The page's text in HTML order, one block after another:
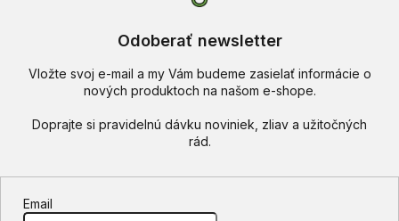
Odoberať newsletter
Vložte svoj e-mail a my Vám budeme zasielať informácie o
nových produktoch na našom e-shope.
Email